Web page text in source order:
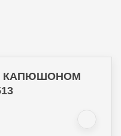
КАПЮШОНОМ